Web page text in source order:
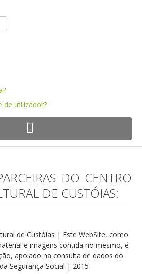
de utilizador?
DO CENTRO
DE CUSTÓIAS:
de Custóias | Este WebSite, como
e imagens contida no mesmo, é
apoiado na consulta de dados do
Segurança Social | 2015